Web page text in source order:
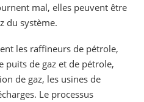
mal, elles peuvent être
du système.
les raffineurs de pétrole,
puits de gaz et de pétrole,
de gaz, les usines de
Le processus